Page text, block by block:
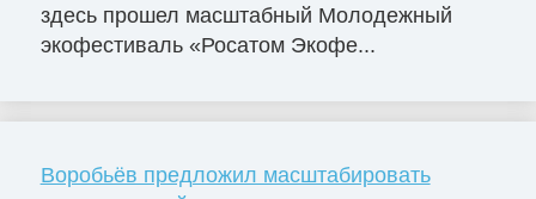
здесь прошел масштабный Молодежный
экофестиваль «Росатом Экофе...
Воробьёв предложил масштабировать